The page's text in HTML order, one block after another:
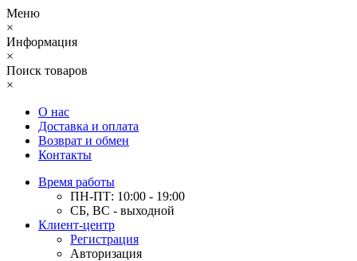
Меню
×
Информация
×
Поиск товаров
×
О нас
Доставка и оплата
Возврат и обмен
Контакты
Время работы
ПН-ПТ: 10:00 - 19:00
СБ, ВС - выходной
Клиент-центр
Регистрация
Авторизация